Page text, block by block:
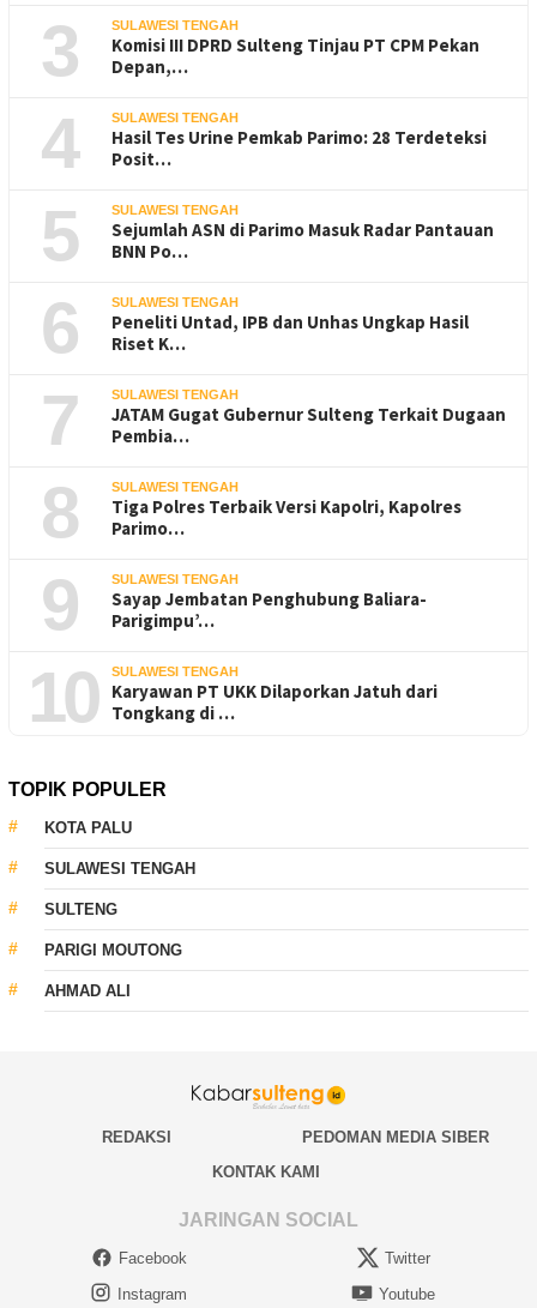
3 SULAWESI TENGAH
Komisi III DPRD Sulteng Tinjau PT CPM Pekan
Depan,…
4 SULAWESI TENGAH
Hasil Tes Urine Pemkab Parimo: 28 Terdeteksi
Posit…
5 SULAWESI TENGAH
Sejumlah ASN di Parimo Masuk Radar Pantauan
BNN Po…
6 SULAWESI TENGAH
Peneliti Untad, IPB dan Unhas Ungkap Hasil
Riset K…
7 SULAWESI TENGAH
JATAM Gugat Gubernur Sulteng Terkait Dugaan
Pembia…
8 SULAWESI TENGAH
Tiga Polres Terbaik Versi Kapolri, Kapolres
Parimo…
9 SULAWESI TENGAH
Sayap Jembatan Penghubung Baliara-
Parigimpu’…
10 SULAWESI TENGAH
Karyawan PT UKK Dilaporkan Jatuh dari
Tongkang di …
TOPIK POPULER
KOTA PALU
SULAWESI TENGAH
SULTENG
PARIGI MOUTONG
AHMAD ALI
REDAKSI
PEDOMAN MEDIA SIBER
KONTAK KAMI
JARINGAN SOCIAL
Facebook
Twitter
Instagram
Youtube